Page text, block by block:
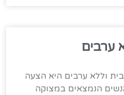
ערבים
וללא ערבים היא הצעה
הנמצאים במצוקה